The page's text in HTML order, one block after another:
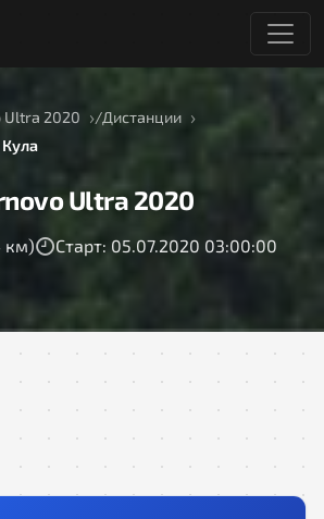
Ultra 2020
Дистанции
Ultra 2020
км) Старт: 05.07.2020 03:00:00